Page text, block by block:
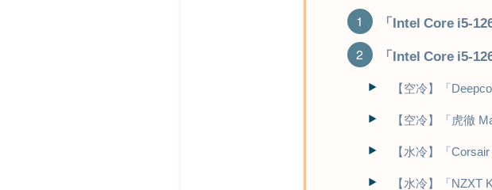
「Intel Core i5-
「Intel Core i5-
【空冷】「
【空冷】「虎徹
【水冷】「
【水冷】「NZXT